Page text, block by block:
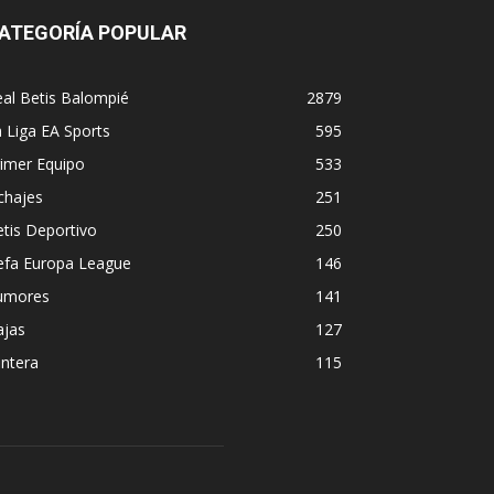
POPULAR
Betis Balompié
2879
Liga EA Sports
595
Equipo
533
251
Deportivo
250
Europa League
146
141
127
115